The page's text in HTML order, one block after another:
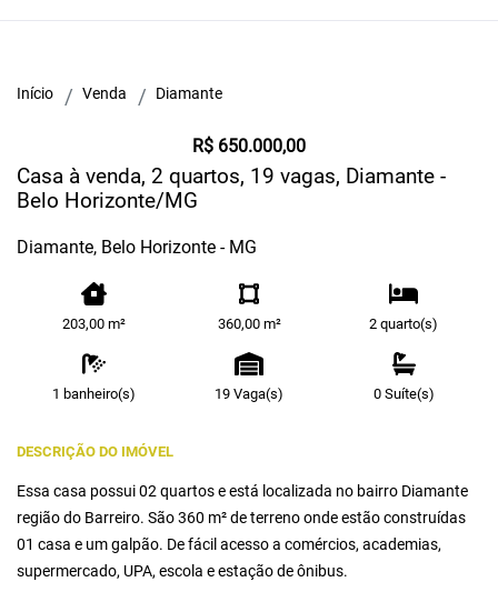
Início Venda Diamante
R$ 650.000,00
Casa à venda, 2 quartos, 19 vagas, Diamante -
Belo Horizonte/MG
Diamante, Belo Horizonte - MG
203,00 m² 360,00 m² 2 quarto(s)
1 banheiro(s) 19 Vaga(s) 0 Suíte(s)
DESCRIÇÃO DO IMÓVEL
Essa casa possui 02 quartos e está localizada no bairro Diamante
região do Barreiro. São 360 m² de terreno onde estão construídas
01 casa e um galpão. De fácil acesso a comércios, academias,
supermercado, UPA, escola e estação de ônibus.